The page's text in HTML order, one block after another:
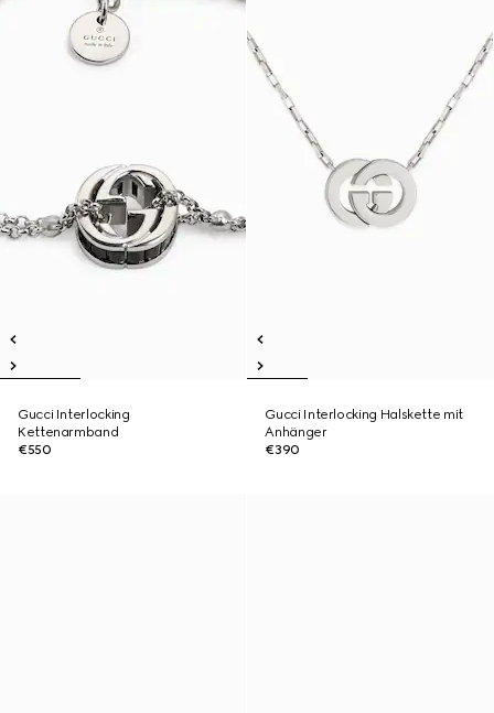
Gucci Interlocking
Kettenarmband
€550
Gucci Interlocking Halskette mit
Anhänger
€390